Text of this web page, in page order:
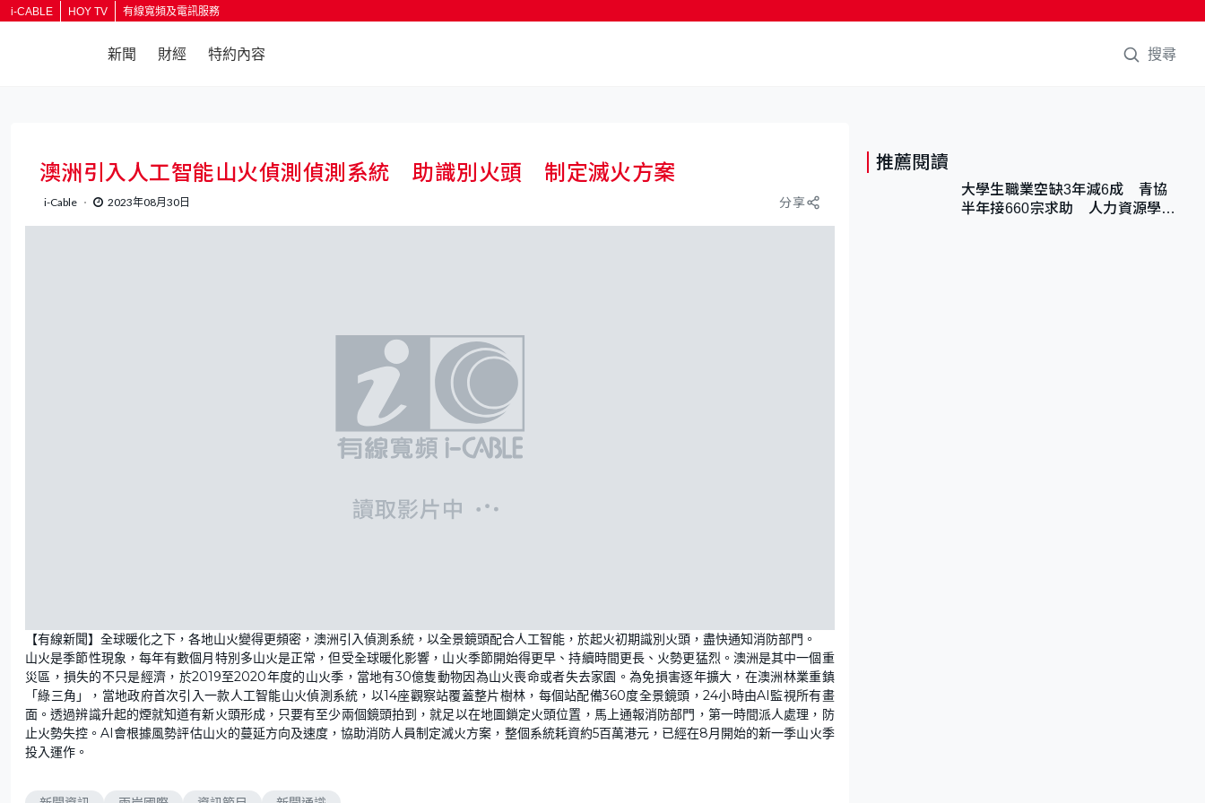
i-CABLE HOY TV 有線寬頻及電訊服務
新聞 財經 特約內容 搜尋
澳洲引入人工智能山火偵測偵測系統 助識別火頭 制定滅火方案
i-Cable 2023年08月30日 分享
【有線新聞】全球暖化之下，各地山火變得更頻密，澳洲引入偵測系統，以全景鏡頭配合人工智能，於起火初期識別火頭，盡快通知消防部門。
山火是季節性現象，每年有數個月特別多山火是正常，但受全球暖化影響，山火季節開始得更早、持續時間更長、火勢更猛烈。澳洲是其中一個重
災區，損失的不只是經濟，於2019至2020年度的山火季，當地有30億隻動物因為山火喪命或者失去家園。為免損害逐年擴大，在澳洲林業重鎮
「綠三角」，當地政府首次引入一款人工智能山火偵測系統，以14座觀察站覆蓋整片樹林，每個站配備360度全景鏡頭，24小時由AI監視所有畫
面。透過辨識升起的煙就知道有新火頭形成，只要有至少兩個鏡頭拍到，就足以在地圖鎖定火頭位置，馬上通報消防部門，第一時間派人處理，防
止火勢失控。AI會根據風勢評估山火的蔓延方向及速度，協助消防人員制定滅火方案，整個系統耗資約5百萬港元，已經在8月開始的新一季山火季
投入運作。
推薦閱讀
大學生職業空缺3年減6成 青協
半年接660宗求助 人力資源學